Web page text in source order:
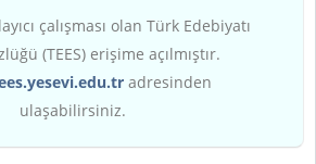
çalışması olan Türk Edebiyatı
(TEES) erişime açılmıştır.
adresinden
ulaşabilirsiniz.